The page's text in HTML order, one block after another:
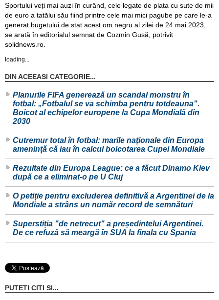
Sportului veți mai auzi în curând, cele legate de plata cu sute de mii
de euro a tatălui său fiind printre cele mai mici pagube pe care le-a
generat bugetului de stat acest om negru al zilei de 24 mai 2023,
se arată în editorialul semnat de Cozmin Gușă, potrivit
solidnews.ro.
loading...
DIN ACEEASI CATEGORIE...
Planurile FIFA generează un scandal monstru în
fotbal: „Fotbalul se va schimba pentru totdeauna".
Boicot al echipelor europene la Cupa Mondială din
2030
Cutremur total în fotbal: marile naționale din Europa
amenință că iau în calcul boicotarea Cupei Mondiale
Rezultate din Europa League: ce a făcut Dinamo Kiev
după ce a eliminat-o pe U Cluj
O petiție pentru excluderea definitivă a Argentinei de la
Mondiale a strâns un număr record de semnături
Superstiția "de netrecut" a președintelui Argentinei.
De ce refuză să meargă în SUA la finala cu Spania
PUTETI CITI SI...